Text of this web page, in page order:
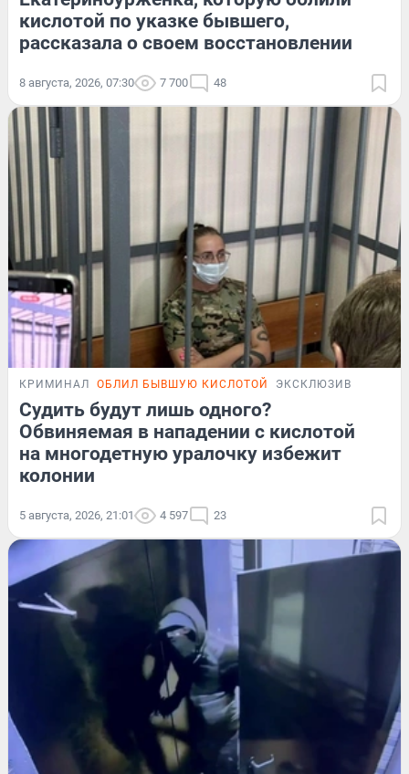
кислотой по указке бывшего,
рассказала о своем восстановлении
8 августа, 2026, 07:30 7 700 48
КРИМИНАЛ ОБЛИЛ БЫВШУЮ КИСЛОТОЙ ЭКСКЛЮЗИВ
Судить будут лишь одного?
Обвиняемая в нападении с кислотой
на многодетную уралочку избежит
колонии
5 августа, 2026, 21:01 4 597 23